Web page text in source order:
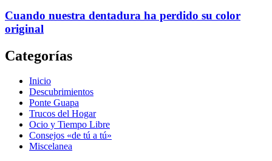
Cuando nuestra dentadura ha perdido su color
original
Categorías
Inicio
Descubrimientos
Ponte Guapa
Trucos del Hogar
Ocio y Tiempo Libre
Consejos «de tú a tú»
Miscelanea